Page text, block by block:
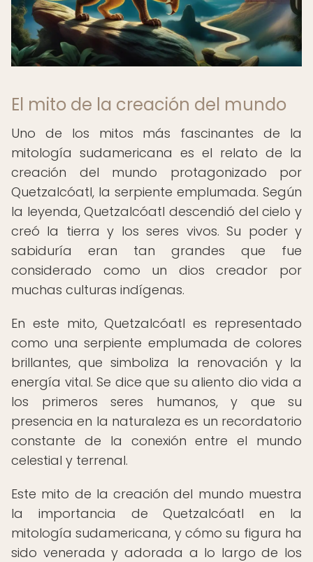
El mito de la creación del mundo
Uno de los mitos más fascinantes de la
mitología sudamericana es el relato de la
creación del mundo protagonizado por
Quetzalcóatl, la serpiente emplumada. Según
la leyenda, Quetzalcóatl descendió del cielo y
creó la tierra y los seres vivos. Su poder y
sabiduría eran tan grandes que fue
considerado como un dios creador por
muchas culturas indígenas.
En este mito, Quetzalcóatl es representado
como una serpiente emplumada de colores
brillantes, que simboliza la renovación y la
energía vital. Se dice que su aliento dio vida a
los primeros seres humanos, y que su
presencia en la naturaleza es un recordatorio
constante de la conexión entre el mundo
celestial y terrenal.
Este mito de la creación del mundo muestra
la importancia de Quetzalcóatl en la
mitología sudamericana, y cómo su figura ha
sido venerada y adorada a lo largo de los